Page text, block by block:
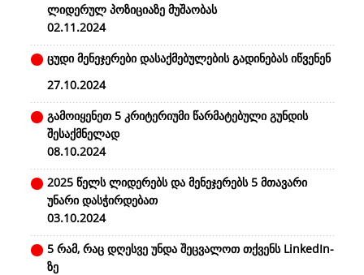
ლიდერულ პოზიციაზე მუშაობას
02.11.2024
ცუდი მენეჯერები დასაქმებულების გადინებას იწვენენ
27.10.2024
გამოიყენეთ 5 კრიტერიუმი წარმატებული გუნდის
შესაქმნელად
08.10.2024
2025 წელს ლიდერებს და მენეჯერებს 5 მთავარი
უნარი დასჭირდებათ
03.10.2024
5 რამ, რაც დღესვე უნდა შეცვალოთ თქვენს LinkedIn-
ზე